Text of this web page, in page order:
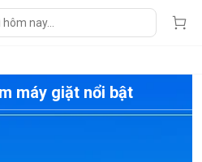
máy giặt nổi bật